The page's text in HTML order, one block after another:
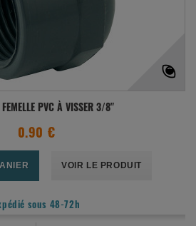
FEMELLE PVC À VISSER 3/8"
0.90 €
VOIR LE PRODUIT
sous 48-72h